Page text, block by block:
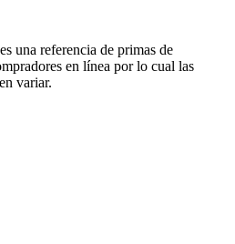
una referencia de primas de
en línea por lo cual las
variar.